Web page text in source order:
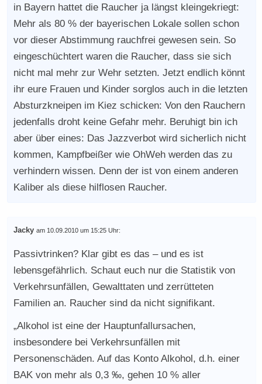
in Bayern hattet die Raucher ja längst kleingekriegt:
Mehr als 80 % der bayerischen Lokale sollen schon
vor dieser Abstimmung rauchfrei gewesen sein. So
eingeschüchtert waren die Raucher, dass sie sich
nicht mal mehr zur Wehr setzten. Jetzt endlich könnt
ihr eure Frauen und Kinder sorglos auch in die letzten
Absturzkneipen im Kiez schicken: Von den Rauchern
jedenfalls droht keine Gefahr mehr. Beruhigt bin ich
aber über eines: Das Jazzverbot wird sicherlich nicht
kommen, Kampfbeißer wie OhWeh werden das zu
verhindern wissen. Denn der ist von einem anderen
Kaliber als diese hilflosen Raucher.
Jacky am 10.09.2010 um 15:25 Uhr:
Passivtrinken? Klar gibt es das – und es ist
lebensgefährlich. Schaut euch nur die Statistik von
Verkehrsunfällen, Gewalttaten und zerrütteten
Familien an. Raucher sind da nicht signifikant.
„Alkohol ist eine der Hauptunfallursachen,
insbesondere bei Verkehrsunfällen mit
Personenschäden. Auf das Konto Alkohol, d.h. einer
BAK von mehr als 0,3 ‰, gehen 10 % aller